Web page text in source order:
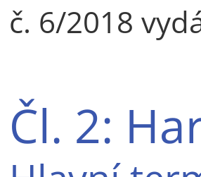
č. 6/2018
Čl. 2: